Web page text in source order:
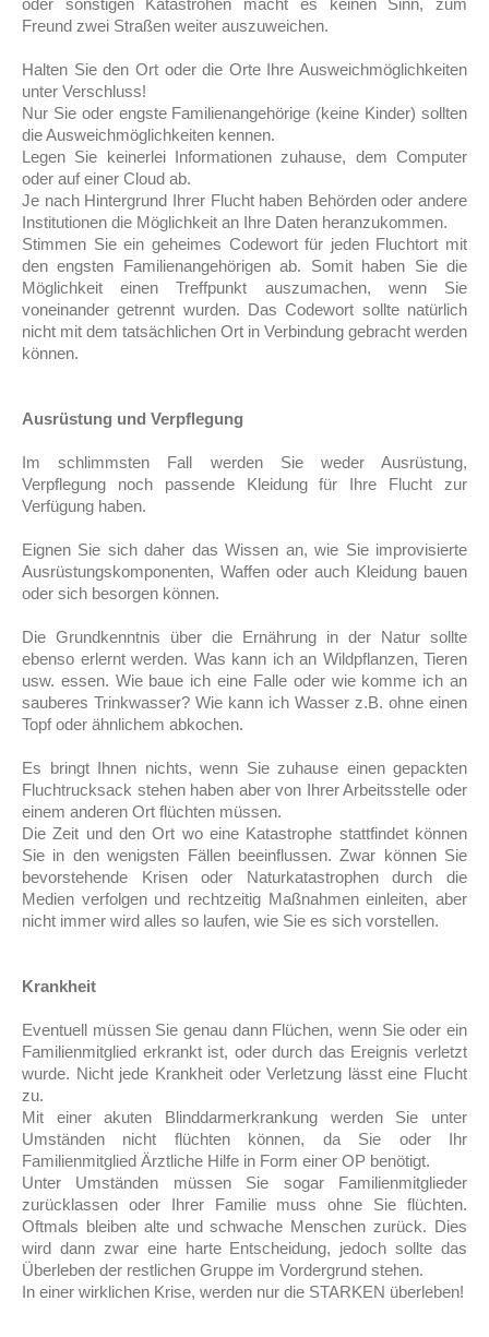
oder sonstigen Katastrohen macht es keinen Sinn, zum
Freund zwei Straßen weiter auszuweichen.
Halten Sie den Ort oder die Orte Ihre Ausweichmöglichkeiten
unter Verschluss!
Nur Sie oder engste Familienangehörige (keine Kinder) sollten
die Ausweichmöglichkeiten kennen.
Legen Sie keinerlei Informationen zuhause, dem Computer
oder auf einer Cloud ab.
Je nach Hintergrund Ihrer Flucht haben Behörden oder andere
Institutionen die Möglichkeit an Ihre Daten heranzukommen.
Stimmen Sie ein geheimes Codewort für jeden Fluchtort mit
den engsten Familienangehörigen ab. Somit haben Sie die
Möglichkeit einen Treffpunkt auszumachen, wenn Sie
voneinander getrennt wurden. Das Codewort sollte natürlich
nicht mit dem tatsächlichen Ort in Verbindung gebracht werden
können.
Ausrüstung und Verpflegung
Im schlimmsten Fall werden Sie weder Ausrüstung,
Verpflegung noch passende Kleidung für Ihre Flucht zur
Verfügung haben.
Eignen Sie sich daher das Wissen an, wie Sie improvisierte
Ausrüstungskomponenten, Waffen oder auch Kleidung bauen
oder sich besorgen können.
Die Grundkenntnis über die Ernährung in der Natur sollte
ebenso erlernt werden. Was kann ich an Wildpflanzen, Tieren
usw. essen. Wie baue ich eine Falle oder wie komme ich an
sauberes Trinkwasser? Wie kann ich Wasser z.B. ohne einen
Topf oder ähnlichem abkochen.
Es bringt Ihnen nichts, wenn Sie zuhause einen gepackten
Fluchtrucksack stehen haben aber von Ihrer Arbeitsstelle oder
einem anderen Ort flüchten müssen.
Die Zeit und den Ort wo eine Katastrophe stattfindet können
Sie in den wenigsten Fällen beeinflussen. Zwar können Sie
bevorstehende Krisen oder Naturkatastrophen durch die
Medien verfolgen und rechtzeitig Maßnahmen einleiten, aber
nicht immer wird alles so laufen, wie Sie es sich vorstellen.
Krankheit
Eventuell müssen Sie genau dann Flüchen, wenn Sie oder ein
Familienmitglied erkrankt ist, oder durch das Ereignis verletzt
wurde. Nicht jede Krankheit oder Verletzung lässt eine Flucht
zu.
Mit einer akuten Blinddarmerkrankung werden Sie unter
Umständen nicht flüchten können, da Sie oder Ihr
Familienmitglied Ärztliche Hilfe in Form einer OP benötigt.
Unter Umständen müssen Sie sogar Familienmitglieder
zurücklassen oder Ihrer Familie muss ohne Sie flüchten.
Oftmals bleiben alte und schwache Menschen zurück. Dies
wird dann zwar eine harte Entscheidung, jedoch sollte das
Überleben der restlichen Gruppe im Vordergrund stehen.
In einer wirklichen Krise, werden nur die STARKEN überleben!